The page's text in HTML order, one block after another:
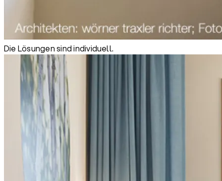
Die Lösungen sind individuell.